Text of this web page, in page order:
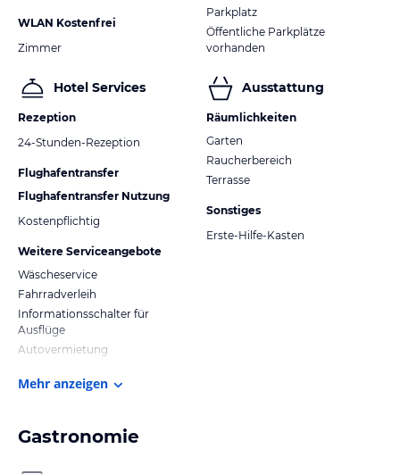
WLAN Kostenfrei
Zimmer
Hotel Services
Rezeption
24-Stunden-Rezeption
Flughafentransfer
Flughafentransfer Nutzung
Kostenpflichtig
Weitere Serviceangebote
Wäscheservice
Fahrradverleih
Informationsschalter für
Ausflüge
Autovermietung
Parkplatz
Öffentliche Parkplätze
vorhanden
Ausstattung
Räumlichkeiten
Garten
Raucherbereich
Terrasse
Sonstiges
Erste-Hilfe-Kasten
Mehr anzeigen
Gastronomie